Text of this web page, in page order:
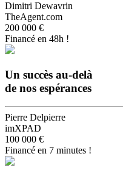
Dimitri Dewavrin
TheAgent.com
200 000 €
Financé en 48h !
Un succès au-delà
de nos espérances
Pierre Delpierre
imXPAD
100 000 €
Financé en 7 minutes !